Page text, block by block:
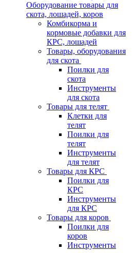
Оборудование товары для
скота, лошадей, коров
Комбикорма и
кормовые добавки для
КРС, лошадей
Товары, оборудования
для скота
Поилки для
скота
Инструменты
для скота
Товары для телят
Клетки для
телят
Поилки для
телят
Инструменты
для телят
Товары для КРС
Поилки для
КРС
Инструменты
для КРС
Товары для коров
Поилки для
коров
Инструменты